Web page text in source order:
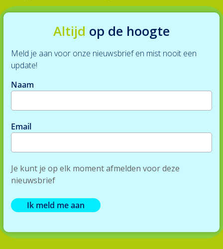
Altijd op de hoogte
Meld je aan voor onze nieuwsbrief en mist nooit een
update!
Naam
Email
Je kunt je op elk moment afmelden voor deze
nieuwsbrief
Ik meld me aan